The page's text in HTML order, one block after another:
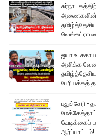
அணைகளின்
ஐயா உ.
அளிக்க
பேரியக்கத்
புதுச்சேரி
வேடிக்கைப்
ஆர்ப்பாட்டம்!